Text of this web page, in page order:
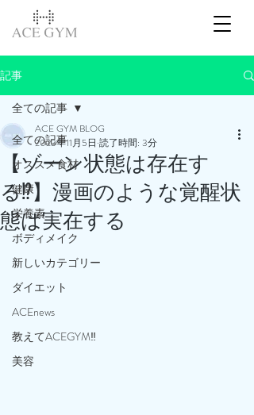
記事
全ての記事
オススメ食材
健康
栄養素
ボディメイク
新しいカテゴリー
ダイエット
ACEnews
教えてACEGYM‼️
美容
全ての記事
【ゾーン状態は存在す
る⁉️】漫画のような覚醒状
態は実在する
ACE GYM BLOG
2023年11月5日 読了時間: 3分